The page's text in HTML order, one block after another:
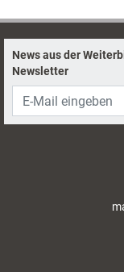
News aus der
Newsletter